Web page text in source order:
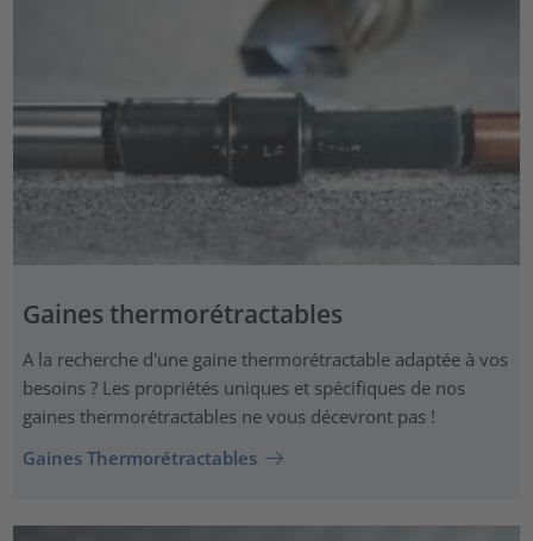
Gaines thermorétractables
A la recherche d'une gaine thermorétractable adaptée à vos
besoins ? Les propriétés uniques et spécifiques de nos
gaines thermorétractables ne vous décevront pas !
Gaines Thermorétractables